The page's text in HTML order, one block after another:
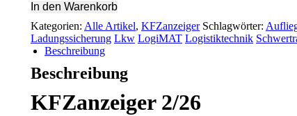
Menge
In den Warenkorb
Kategorien: Alle Artikel, KFZanzeiger Schlagwörter:
Ladungssicherung Lkw LogiMAT Logistiktechnik
Beschreibung
Beschreibung
KFZanzeiger 2/26